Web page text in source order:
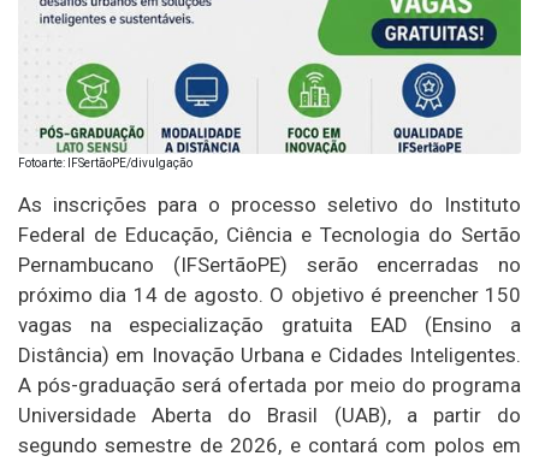
Fotoarte: IFSertãoPE/divulgação
As inscrições para o processo seletivo do Instituto
Federal de Educação, Ciência e Tecnologia do Sertão
Pernambucano (IFSertãoPE) serão encerradas no
próximo dia 14 de agosto. O objetivo é preencher 150
vagas na especialização gratuita EAD (Ensino a
Distância) em Inovação Urbana e Cidades Inteligentes.
A pós-graduação será ofertada por meio do programa
Universidade Aberta do Brasil (UAB), a partir do
segundo semestre de 2026, e contará com polos em